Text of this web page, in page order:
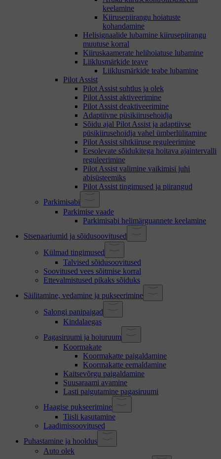
keelamine
Kiirusepiirangu hoiatuste
kohandamine
Helisignaalide lubamine kiirusepiirangu
muutuse korral
Kiiruskaamerate helihoiatuse lubamine
Liiklusmärkide teave
Liiklusmärkide teabe lubamine
Pilot Assist
Pilot Assist suhtlus ja olek
Pilot Assist aktiveerimine
Pilot Assist deaktiveerimine
Adaptiivne püsikiirusehoidja
Sõidu ajal Pilot Assist ja adaptiivse
püsikiirusehoidja vahel ümberlülitamine
Pilot Assist sihtkiiruse reguleerimine
Eesolevate sõidukitega hoitava ajaintervalli
reguleerimine
Pilot Assist valimine vaikimisi juhi
abisüsteemiks
Pilot Assist tingimused ja piirangud
Parkimisabi
Parkimise vaade
Parkimisabi helimärguannete keelamine
Stsenaariumid ja sõidusoovitused
Külmad tingimused
Talvised sõidusoovitused
Soovitused vees sõitmise korral
Ettevalmistused pikaks sõiduks
Säilitamine, vedamine ja pukseerimine
Salongi panipaigad
Kindalaegas
Pagasiruumi ja hoiuruum
Koormakate
Koormakatte paigaldamine
Koormakatte eemaldamine
Kaitsevõrgu paigaldamine
Suusaraami avamine
Lasti paigutamine pagasiruumi
Haagise pukseerimine
Tiisli kasutamine
Laadimissoovitused
Puhastamine ja hooldus
Auto olek